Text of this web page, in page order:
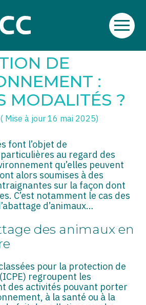
activité
DE
:
MODALITÉS ?
( Mise à jour 16 mai 2025)
font l’objet de
au regard des
qu’elles peuvent
alors soumises à des
sur la façon dont
C’est notamment le cas des
d’animaux…
des animaux en
pour la protection de
regroupent les
des activités pouvant porter
à la santé ou à la